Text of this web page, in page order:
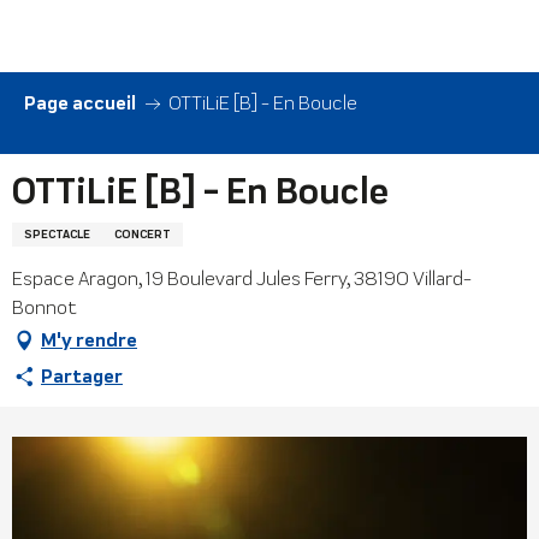
contenu
principal
Page accueil OTTiLiE [B] - En Boucle
OTTiLiE [B] - En Boucle
SPECTACLE CONCERT
Espace Aragon, 19 Boulevard Jules Ferry, 38190 Villard-
Bonnot
M'y rendre
Partager